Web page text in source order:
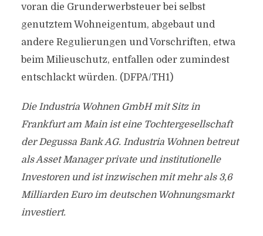
voran die Grunderwerbsteuer bei selbst
genutztem Wohneigentum, abgebaut und
andere Regulierungen und Vorschriften, etwa
beim Milieuschutz, entfallen oder zumindest
entschlackt würden. (DFPA/TH1)
Die Industria Wohnen GmbH mit Sitz in
Frankfurt am Main ist eine Tochtergesellschaft
der Degussa Bank AG. Industria Wohnen betreut
als Asset Manager private und institutionelle
Investoren und ist inzwischen mit mehr als 3,6
Milliarden Euro im deutschen Wohnungsmarkt
investiert.